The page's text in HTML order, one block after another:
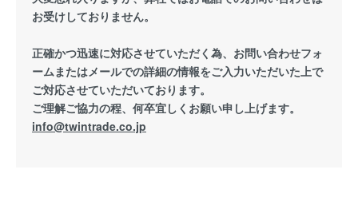
お受けしておりません。
正確かつ迅速に対応させていただく為、お問い合わせフォ
ームまたはメールでの詳細の情報をご入力いただいた上で
ご対応させていただいております。
ご理解ご協力の程、何卒宜しくお願い申し上げます。
info@twintrade.co.jp